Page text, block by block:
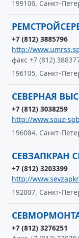
199106, Санкт-
+7 (812) 3885796
http://
факс +7 (812)
196105, Санкт-
СЕВЕРНАЯ
+7 (812) 3038259
http://www.souz-
196084, Санкт-
СЕВЗАПКРАН
+7 (812) 3203399
http://
192007, Санкт-
+7 (812) 3276251